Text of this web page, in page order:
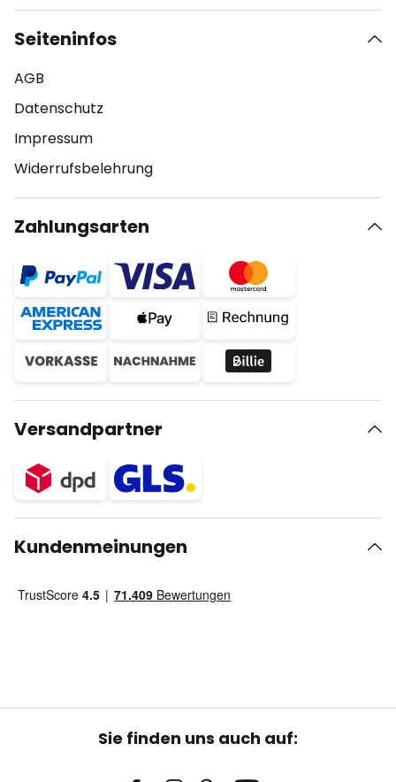
Seiteninfos
AGB
Datenschutz
Impressum
Widerrufsbelehrung
Zahlungsarten
Versandpartner
Kundenmeinungen
Sie finden uns auch auf: